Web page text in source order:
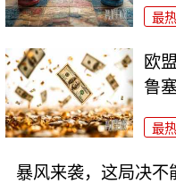
最热
欧
鲁
最热
暴风来袭，这局决